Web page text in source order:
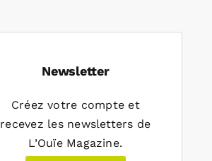
Newsletter
Créez votre compte et
recevez les newsletters de
L’Ouïe Magazine.